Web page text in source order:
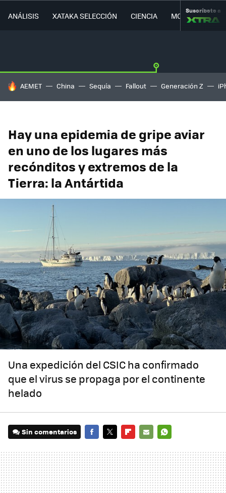
ANÁLISIS XATAKA SELECCIÓN CIENCIA MOVILIDAD
Suscríbete a
HOY SE HABLA DE
AEMET China Sequía Fallout Generación Z
Hay una epidemia de gripe aviar
en uno de los lugares más
recónditos y extremos de la
Tierra: la Antártida
Una expedición del CSIC ha confirmado
que el virus se propaga por el continente
helado
Sin comentarios
MAIL